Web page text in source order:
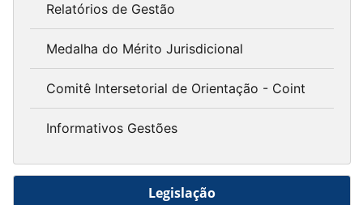
Relatórios de Gestão
Medalha do Mérito Jurisdicional
Comitê Intersetorial de Orientação - Coint
Informativos Gestões
Legislação